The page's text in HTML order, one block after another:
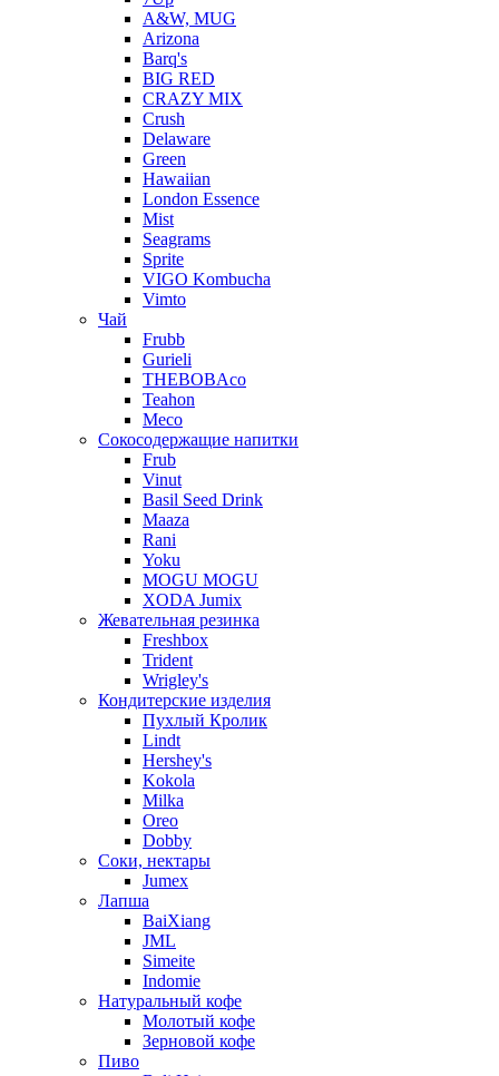
A&W, MUG
Arizona
Barq's
BIG RED
CRAZY MIX
Crush
Delaware
Green
Hawaiian
London Essence
Mist
Seagrams
Sprite
VIGO Kombucha
Vimto
Чай
Frubb
Gurieli
THEBOBAco
Teahon
Meco
Сокосодержащие напитки
Frub
Vinut
Basil Seed Drink
Maaza
Rani
Yoku
MOGU MOGU
XODA Jumix
Жевательная резинка
Freshbox
Trident
Wrigley's
Кондитерские изделия
Пухлый Кролик
Lindt
Hershey's
Kokola
Milka
Oreo
Dobby
Соки, нектары
Jumex
Лапша
BaiXiang
JML
Simeite
Indomie
Натуральный кофе
Молотый кофе
Зерновой кофе
Пиво